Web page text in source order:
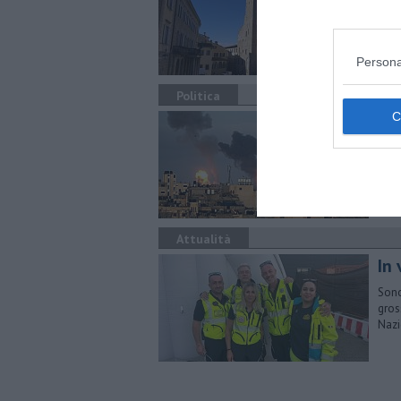
Politica
Attualità
In